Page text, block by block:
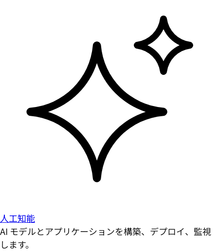
人工知能
AI モデルとアプリケーションを構築、デプロイ、監視
します。